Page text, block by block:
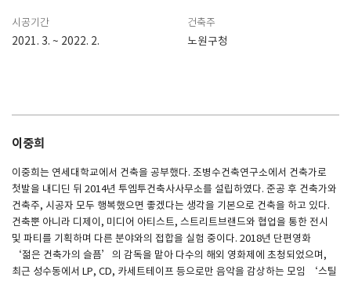
시공기간
2021. 3. ~ 2022. 2.
건축주
노원구청
이중희
이중희는 연세대학교에서 건축을 공부했다. 조병수건축연구소에서 건축가로
첫발을 내디딘 뒤 2014년 투엠투건축사사무소를 설립하였다. 준공 후 건축가와
건축주, 시공자 모두 행복했으면 좋겠다는 생각을 기본으로 건축을 하고 있다.
건축뿐 아니라 디제이, 미디어 아티스트, 스트리트브랜드와 협업을 통한 전시
및 파티를 기획하며 다른 분야와의 접합을 실험 중이다. 2018년 단편영화
‘젊은 건축가의 슬픔’의 감독을 맡아 다수의 해외 영화제에 초청되었으며,
최근 성수동에서 LP, CD, 카세트테이프 등으로만 음악을 감상하는 모임 ‘스틸